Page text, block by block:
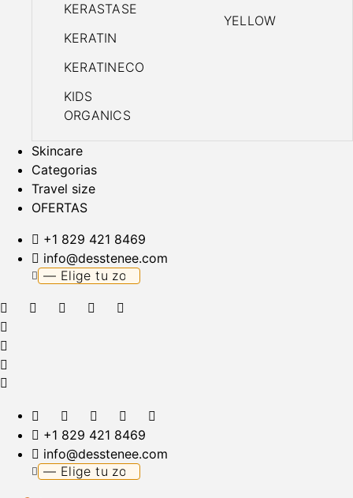
KERASTASE
KERATIN
KERATINECO
KIDS
ORGANICS
YELLOW
Skincare
Categorias
Travel size
OFERTAS
+1 829 421 8469
info@desstenee.com
+1 829 421 8469
info@desstenee.com